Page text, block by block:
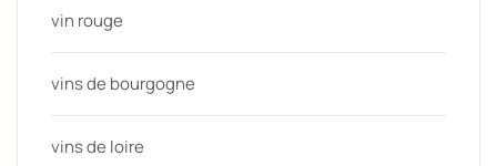
vin rouge
vins de bourgogne
vins de loire